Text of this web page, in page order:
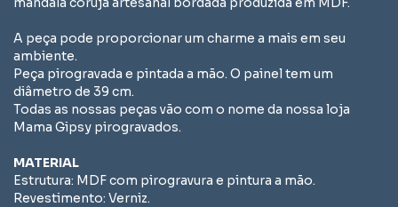
A peça pode proporcionar um charme a mais em seu
ambiente.
Peça pirogravada e pintada a mão. O painel tem um
diâmetro de 39 cm.
Todas as nossas peças vão com o nome da nossa loja
Mama Gipsy pirogravados.
MATERIAL
Estrutura: MDF com pirogravura e pintura a mão.
Revestimento: Verniz.